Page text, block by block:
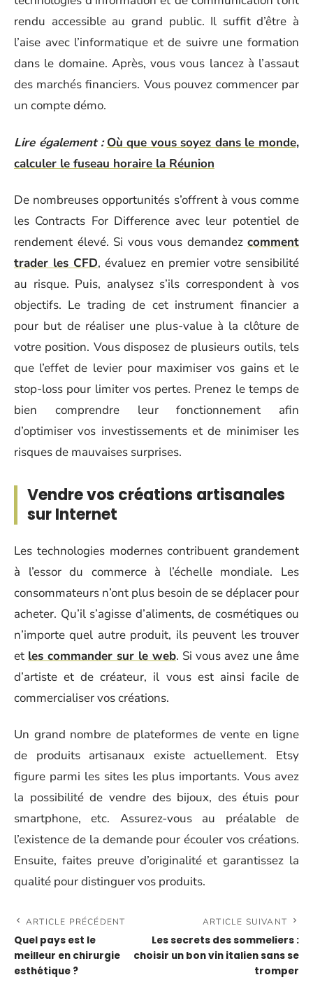
rendu accessible au grand public. Il suffit d’être à
l’aise avec l’informatique et de suivre une formation
dans le domaine. Après, vous vous lancez à l’assaut
des marchés financiers. Vous pouvez commencer par
un compte démo.
Lire également : Où que vous soyez dans le monde,
calculer le fuseau horaire la Réunion
De nombreuses opportunités s’offrent à vous comme
les Contracts For Difference avec leur potentiel de
rendement élevé. Si vous vous demandez comment
trader les CFD, évaluez en premier votre sensibilité
au risque. Puis, analysez s’ils correspondent à vos
objectifs. Le trading de cet instrument financier a
pour but de réaliser une plus-value à la clôture de
votre position. Vous disposez de plusieurs outils, tels
que l’effet de levier pour maximiser vos gains et le
stop-loss pour limiter vos pertes. Prenez le temps de
bien comprendre leur fonctionnement afin
d’optimiser vos investissements et de minimiser les
risques de mauvaises surprises.
Vendre vos créations artisanales
sur Internet
Les technologies modernes contribuent grandement
à l’essor du commerce à l’échelle mondiale. Les
consommateurs n’ont plus besoin de se déplacer pour
acheter. Qu’il s’agisse d’aliments, de cosmétiques ou
n’importe quel autre produit, ils peuvent les trouver
et les commander sur le web. Si vous avez une âme
d’artiste et de créateur, il vous est ainsi facile de
commercialiser vos créations.
Un grand nombre de plateformes de vente en ligne
de produits artisanaux existe actuellement. Etsy
figure parmi les sites les plus importants. Vous avez
la possibilité de vendre des bijoux, des étuis pour
smartphone, etc. Assurez-vous au préalable de
l’existence de la demande pour écouler vos créations.
Ensuite, faites preuve d’originalité et garantissez la
qualité pour distinguer vos produits.
ARTICLE PRÉCÉDENT
Quel pays est le
meilleur en chirurgie
esthétique ?
ARTICLE SUIVANT
Les secrets des sommeliers :
choisir un bon vin italien sans se
tromper